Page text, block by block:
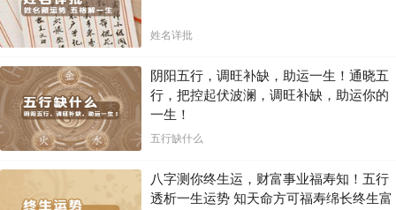
姓名详批
阴阳五行，调旺补缺，助运一生！通晓五
行，把控起伏波澜，调旺补缺，助运你的
一生！
五行缺什么
八字测你终生运，财富事业福寿知！五行
透析一生运势 知天命方可福寿绵长终生富